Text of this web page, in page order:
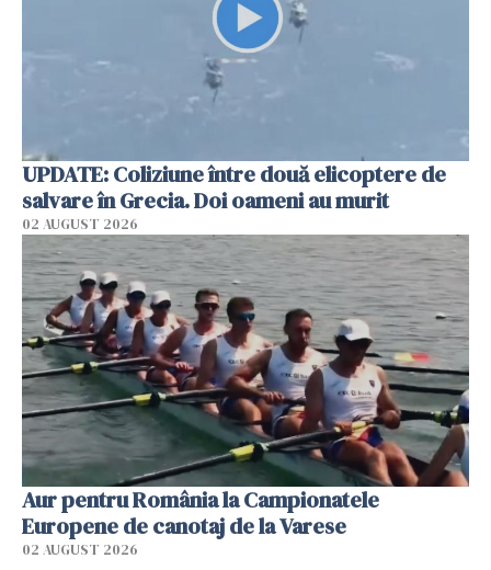
UPDATE: Coliziune între două elicoptere de
salvare în Grecia. Doi oameni au murit
02 AUGUST 2026
Aur pentru România la Campionatele
Europene de canotaj de la Varese
02 AUGUST 2026